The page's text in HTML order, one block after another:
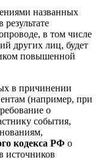
названных
в том числе
других лиц, будет
повышенной
в причинении
(например, при
о
события,
кодекса РФ о
источников